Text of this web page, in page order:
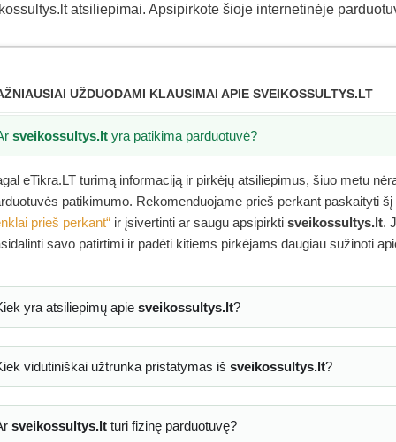
atsiliepimai. Apsipirkote šioje internetinėje
UŽDUODAMI KLAUSIMAI APIE SVEIKOSSULTYS.LT
sveikossultys.lt yra patikima parduotuvė?
eTikra.LT turimą informaciją ir pirkėjų atsiliepimus, šiuo metu
patikimumo. Rekomenduojame prieš perkant paskaityti šį
prieš perkant“ ir įsivertinti ar saugu apsipirkti sveikossultys.lt.
savo patirtimi ir padėti kitiems pirkėjams daugiau sužinoti
yra atsiliepimų apie sveikossultys.lt?
vidutiniškai užtrunka pristatymas iš sveikossultys.lt?
sveikossultys.ltturi fizinę parduotuvę?